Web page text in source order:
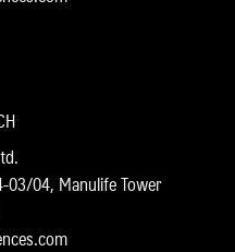
03/04, Manulife Tower